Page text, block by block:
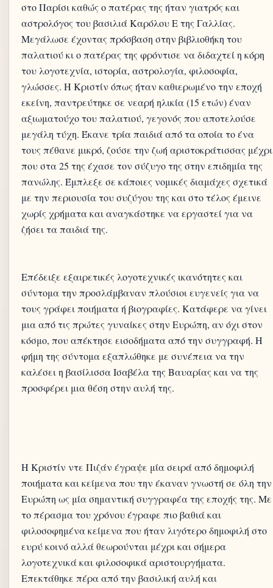
στο Παρίσι καθώς ο πατέρας της ήταν γιατρός και
αστρολόγος του βασιλιά Καρόλου Ε της Γαλλίας.
Μεγάλωσε έχοντας πρόσβαση στην βιβλιοθήκη του
παλατιού κι ο πατέρας της φρόντισε να διδαχτεί η κόρη
του λογοτεχνία, ιστορία, αστρολογία, φιλοσοφία,
γλώσσες. Η Κριστίν όπως ήταν καθιερωμένο την εποχή
εκείνη, παντρεύτηκε σε νεαρή ηλικία (15 ετών) έναν
αξιωματούχο του παλατιού, γεγονός που αποτελούσε
μεγάλη τύχη. Έκανε τρία παιδιά από τα οποία το ένα
τους πέθανε μικρό, ζούσε την ζωή αριστοκράτισσας μέχρι
που στα 25 της έχασε τον σύζυγο της στην επιδημία της
πανώλης. Έμπλεξε σε κάποιες νομικές διαμάχες σχετικά
με την περιουσία του συζύγου της και στο τέλος έμεινε
χωρίς χρήματα και αναγκάστηκε να εργαστεί για να
ζήσει τα παιδιά της.
Επέδειξε εξαιρετικές λογοτεχνικές ικανότητες και
σύντομα την προσλάμβαναν πλούσιοι ευγενείς για να
τους γράφει ποιήματα ή βιογραφίες. Κατάφερε να γίνει
μια από τις πρώτες γυναίκες στην Ευρώπη, αν όχι στον
κόσμο, που απέκτησε εισοδήματα από την συγγραφή. Η
φήμη της σύντομα εξαπλώθηκε με συνέπεια να την
καλέσει η βασίλισσα Ισαβέλα της Βαυαρίας και να της
Η Κριστίν ντε Πιζάν έγραψε μία σειρά από δημοφιλή
ποιήματα και κείμενα που την έκαναν γνωστή σε όλη την
Ευρώπη ως μία σημαντική συγγραφέα της εποχής της. Με
το πέρασμα του χρόνου έγραφε πιο βαθιά και
φιλοσοφημένα κείμενα που ήταν λιγότερο δημοφιλή στο
ευρύ κοινό αλλά θεωρούνται μέχρι και σήμερα
λογοτεχνικά και φιλοσοφικά αριστουργήματα.
Επεκτάθηκε πέρα από την βασιλική αυλή και